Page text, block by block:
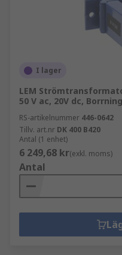
I lager
LEM
50 V ac, 20V dc,
RS-artikelnummer 446-0642
Tillv. art.nr DK 400 B420
Antal (1 enhet)
6 249,68 kr(exkl. moms)
Antal